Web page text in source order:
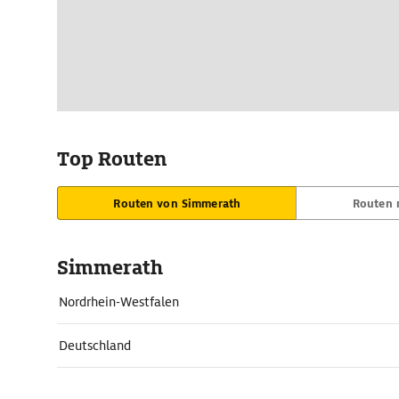
Top Routen
Routen von Simmerath Routen
Simmerath
Nordrhein-Westfalen
Deutschland